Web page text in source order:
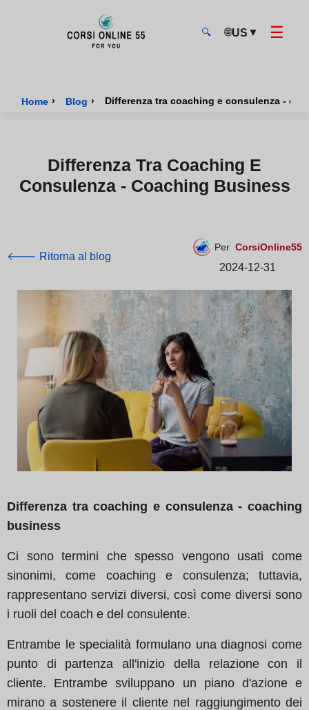
🔍 🌐US ▼ ☰
Home › Blog › Differenza tra coaching e consulenza -
Differenza Tra Coaching E
Consulenza - Coaching Business
🡐 Ritorna al blog
Per CorsiOnline55
2024-12-31
Differenza tra coaching e consulenza - coaching
business
Ci sono termini che spesso vengono usati come
sinonimi, come coaching e consulenza; tuttavia,
rappresentano servizi diversi, così come diversi sono
i ruoli del coach e del consulente.
Entrambe le specialità formulano una diagnosi come
punto di partenza all'inizio della relazione con il
cliente. Entrambe sviluppano un piano d'azione e
mirano a sostenere il cliente nel raggiungimento dei